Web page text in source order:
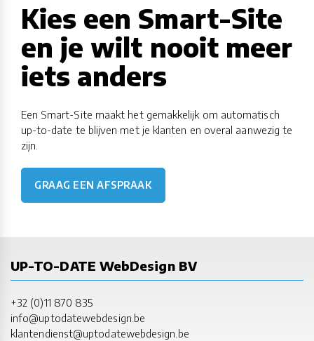
Kies een Smart-Site
en je wilt nooit meer
iets anders
Een Smart-Site maakt het gemakkelijk om automatisch
up-to-date te blijven met je klanten en overal aanwezig te
zijn.
GRAAG EEN AFSPRAAK
UP-TO-DATE WebDesign BV
+32 (0)11 870 835
info@uptodatewebdesign.be
klantendienst@uptodatewebdesign.be